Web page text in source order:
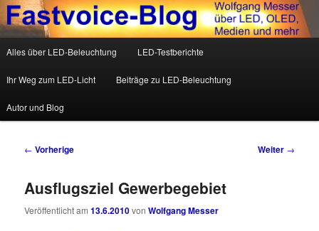
Fastvoice-Blog
Wolfgang Messer über LED, OLED, Medien und mehr
Zum Inhalt wechseln
Zum sekundären Inhalt wechseln
Alles über LED-Beleuchtung LED-Testberichte
Ihr Weg zum LED-Licht Beiträge zu LED-Beleuchtung
Autor und Blog
Beitrags-Navigation
← Vorherige Weiter →
Ausflugsziel Gewerbegebiet
Veröffentlicht am13.6.2010vonWolfgang Messer